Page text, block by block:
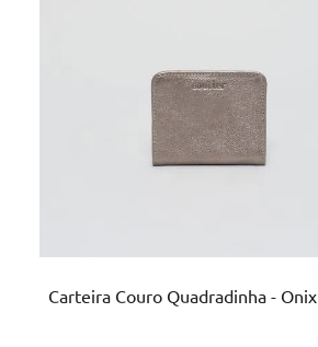
Carteira Couro Quadradinha - Onix